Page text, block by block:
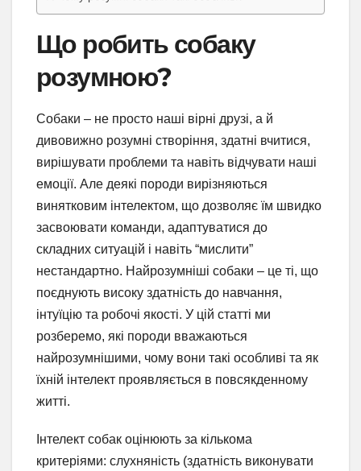
Що робить собаку
розумною?
Собаки – не просто наші вірні друзі, а й
дивовижно розумні створіння, здатні вчитися,
вирішувати проблеми та навіть відчувати наші
емоції. Але деякі породи вирізняються
винятковим інтелектом, що дозволяє їм швидко
засвоювати команди, адаптуватися до
складних ситуацій і навіть “мислити”
нестандартно. Найрозумніші собаки – це ті, що
поєднують високу здатність до навчання,
інтуїцію та робочі якості. У цій статті ми
розберемо, які породи вважаються
найрозумнішими, чому вони такі особливі та як
їхній інтелект проявляється в повсякденному
житті.
Інтелект собак оцінюють за кількома
критеріями: слухняність (здатність виконувати